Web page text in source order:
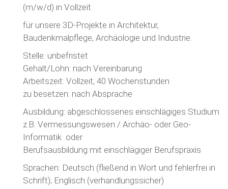
(m/w/d) in Vollzeit
für unsere 3D-Projekte in Architektur,
Baudenkmalpflege, Archäologie und Industrie.
Stelle: unbefristet
Gehalt/Lohn: nach Vereinbarung
Arbeitszeit: Vollzeit, 40 Wochenstunden
zu besetzen: nach Absprache
Ausbildung: abgeschlossenes einschlägiges Studium
z.B. Vermessungswesen / Archäo- oder Geo-
Informatik oder
Berufsausbildung mit einschlägiger Berufspraxis
Sprachen: Deutsch (fließend in Wort und fehlerfrei in
Schrift); Englisch (verhandlungssicher)